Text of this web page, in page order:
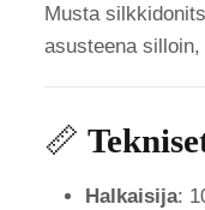
Musta
asusteena
📏
Halkaisija: